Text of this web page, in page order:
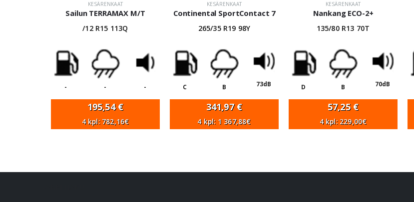
KESÄRENKAAT
Sailun TERRAMAX M/T
/12 R15 113Q
- - -
195,54€
4 kpl: 782,16€
KESÄRENKAAT
Continental SportContact 7
265/35 R19 98Y
C B 73dB
341,97 €
4 kpl: 1 367,88€
KESÄRENKAAT
Nankang ECO-2+
135/80 R13 70T
D B 70dB
57,25 €
4 kpl: 229,00€